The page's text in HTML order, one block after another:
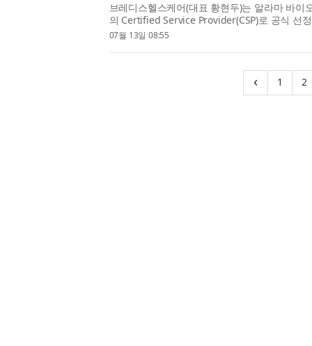
브레디스헬스케어(대표 황현두)는 알라마 바
의 Certified Service Provider(CSP)​로 공식 선
통해 브레디스헬스케어는 국내 최초이자 아시
07월 13일 08:55
‹ 1 2